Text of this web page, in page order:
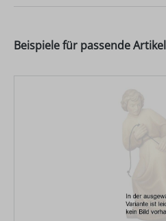
Beispiele für passende Artikel